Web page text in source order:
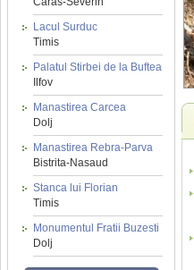
Lacul Surduc
Timis
Palatul Stirbei de la Buftea
Ilfov
Manastirea Carcea
Dolj
Manastirea Rebra-Parva
Bistrita-Nasaud
Stanca lui Florian
Timis
Monumentul Fratii Buzesti
Dolj